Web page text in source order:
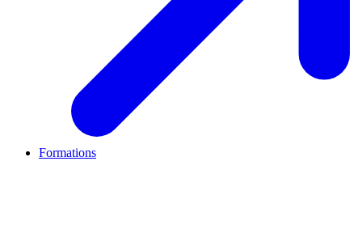
Formations